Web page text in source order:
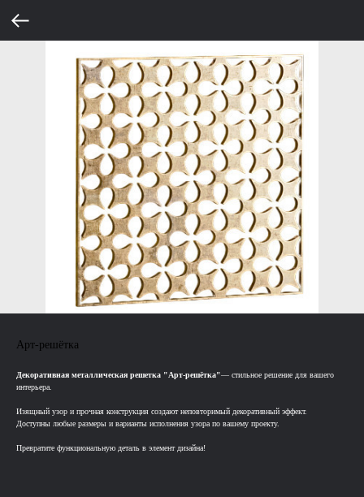
Арт-решётка
Декоративная металлическая решетка "Арт-решётка"— стильное решение для вашего
интерьера.
Изящный узор и прочная конструкция создают неповторимый декоративный эффект.
Доступны любые размеры и варианты исполнения узора по вашему проекту.
Превратите функциональную деталь в элемент дизайна!